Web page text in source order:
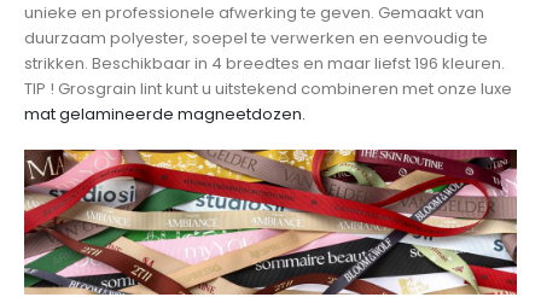
unieke en professionele afwerking te geven. Gemaakt van
duurzaam polyester, soepel te verwerken en eenvoudig te
strikken. Beschikbaar in 4 breedtes en maar liefst 196 kleuren.
TIP ! Grosgrain lint kunt u uitstekend combineren met onze luxe
mat gelamineerde magneetdozen.